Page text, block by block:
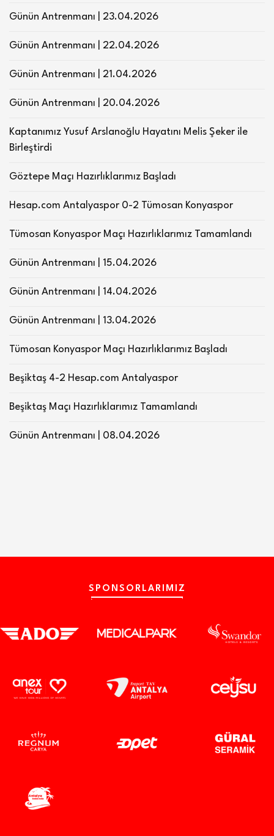
Günün Antrenmanı | 23.04.2026
Günün Antrenmanı | 22.04.2026
Günün Antrenmanı | 21.04.2026
Günün Antrenmanı | 20.04.2026
Kaptanımız Yusuf Arslanoğlu Hayatını Melis Şeker ile
Birleştirdi
Göztepe Maçı Hazırlıklarımız Başladı
Hesap.com Antalyaspor 0-2 Tümosan Konyaspor
Tümosan Konyaspor Maçı Hazırlıklarımız Tamamlandı
Günün Antrenmanı | 15.04.2026
Günün Antrenmanı | 14.04.2026
Günün Antrenmanı | 13.04.2026
Tümosan Konyaspor Maçı Hazırlıklarımız Başladı
Beşiktaş 4-2 Hesap.com Antalyaspor
Beşiktaş Maçı Hazırlıklarımız Tamamlandı
Günün Antrenmanı | 08.04.2026
SPONSORLARIMIZ